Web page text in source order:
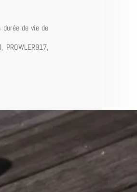
de vie de
PROWLER917,